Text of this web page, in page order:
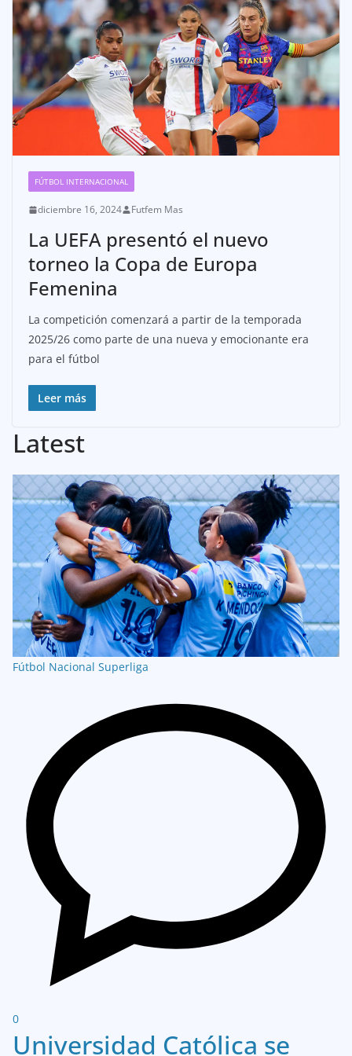
FÚTBOL INTERNACIONAL
diciembre 16, 2024 Futfem Mas
La UEFA presentó el nuevo
torneo la Copa de Europa
Femenina
La competición comenzará a partir de la temporada
2025/26 como parte de una nueva y emocionante era
para el fútbol
Leer más
Latest
Fútbol Nacional Superliga
0
Universidad Católica se